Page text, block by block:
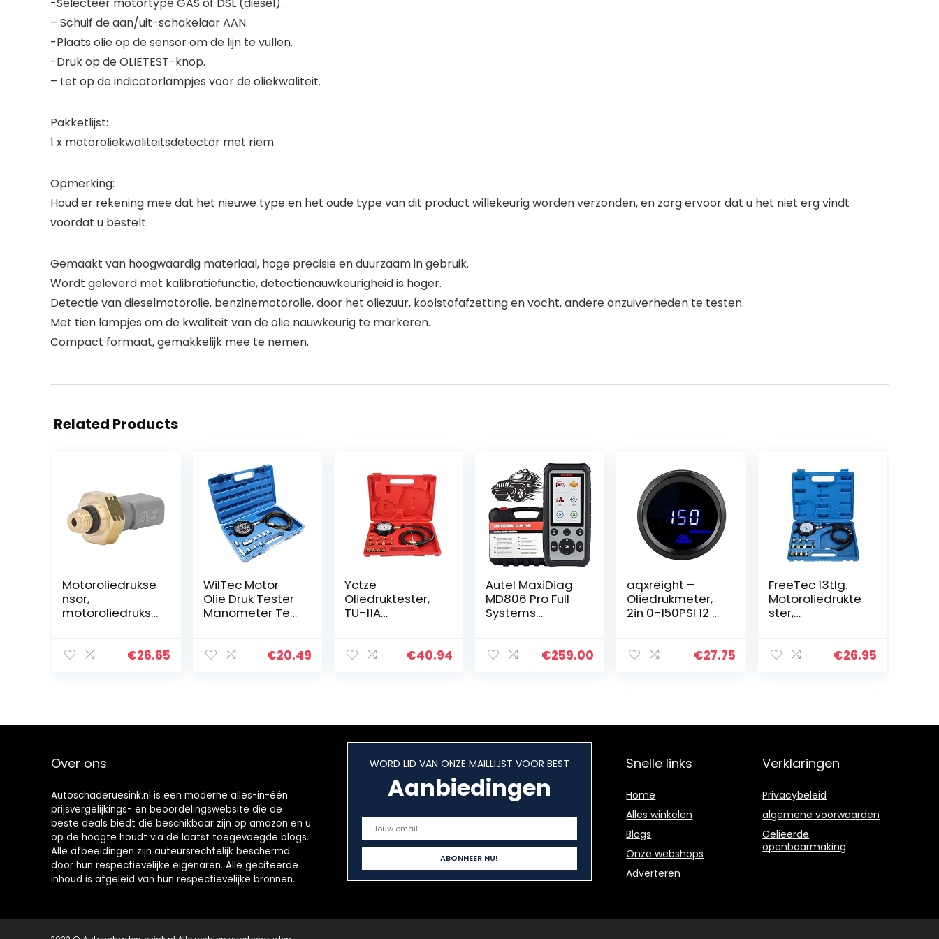
– Schuif de aan/uit-schakelaar AAN.
-Plaats olie op de sensor om de lijn te vullen.
-Druk op de OLIETEST-knop.
– Let op de indicatorlampjes voor de oliekwaliteit.
Pakketlijst:
1 x motoroliekwaliteitsdetector met riem
Opmerking:
Houd er rekening mee dat het nieuwe type en het oude type van dit product willekeurig worden verzonden, en zorg ervoor dat u het niet erg vindt
voordat u bestelt.
Gemaakt van hoogwaardig materiaal, hoge precisie en duurzaam in gebruik.
Wordt geleverd met kalibratiefunctie, detectienauwkeurigheid is hoger.
Detectie van dieselmotorolie, benzinemotorolie, door het oliezuur, koolstofafzetting en vocht, andere onzuiverheden te testen.
Met tien lampjes om de kwaliteit van de olie nauwkeurig te markeren.
Compact formaat, gemakkelijk mee te nemen.
Related Products
Motoroliedrukse
nsor,
motoroliedrukse
multifunctionele
€26.65
WilTec Motor
Olie Druk Tester
Manometer Test
€20.49
Yctze
Oliedruktester,
TU-11A
motorolie
apparatuur
€40.94
Autel MaxiDiag
MD806 Pro Full
Systems
Nieuwste
€259.00
aqxreight –
Oliedrukmeter,
2in 0-150PSI 12 V
Hoge
€27.75
FreeTec 13tlg.
Motoroliedrukte
ster,
oliedruktester,
€26.95
Over ons
Autoschaderuesink.nl is een moderne alles-in-één
prijsvergelijkings- en beoordelingswebsite die de
beste deals biedt die beschikbaar zijn op amazon en u
op de hoogte houdt via de laatst toegevoegde blogs.
Alle afbeeldingen zijn auteursrechtelijk beschermd
door hun respectievelijke eigenaren. Alle geciteerde
inhoud is afgeleid van hun respectievelijke bronnen.
WORD LID VAN ONZE MAILLIJST VOOR BEST
Aanbiedingen
Snelle links
Home
Alles winkelen
Blogs
Onze webshops
Adverteren
Verklaringen
Privacybeleid
algemene voorwaarden
Gelieerde
openbaarmaking